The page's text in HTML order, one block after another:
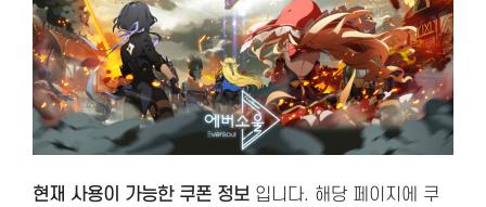
현재 사용이 가능한 쿠폰 정보 입니다. 해당 페이지에 쿠